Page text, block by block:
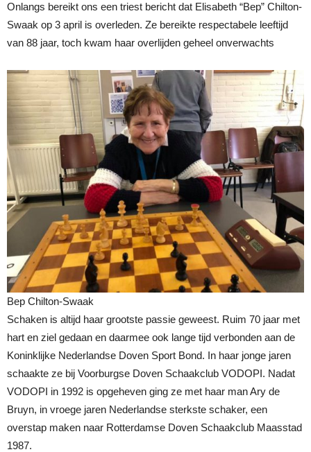
Onlangs bereikt ons een triest bericht dat Elisabeth “Bep” Chilton-
Swaak op 3 april is overleden. Ze bereikte respectabele leeftijd
van 88 jaar, toch kwam haar overlijden geheel onverwachts
Bep Chilton-Swaak
Schaken is altijd haar grootste passie geweest. Ruim 70 jaar met
hart en ziel gedaan en daarmee ook lange tijd verbonden aan de
Koninklijke Nederlandse Doven Sport Bond. In haar jonge jaren
schaakte ze bij Voorburgse Doven Schaakclub VODOPI. Nadat
VODOPI in 1992 is opgeheven ging ze met haar man Ary de
Bruyn, in vroege jaren Nederlandse sterkste schaker, een
overstap maken naar Rotterdamse Doven Schaakclub Maasstad
1987.